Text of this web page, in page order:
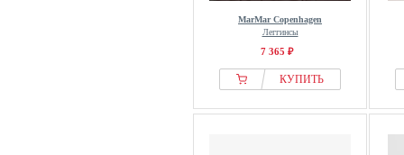
MarMar Copenhagen
Леггинсы
7 365 ₽
КУПИТЬ